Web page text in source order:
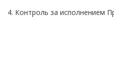
4. Контроль за исполнением